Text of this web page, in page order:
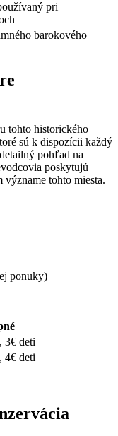
pri
barokového
tohto historického
sú k dispozícii každý
pohľad na
poskytujú
tohto miesta.
ponuky)
3€ deti
4€ deti